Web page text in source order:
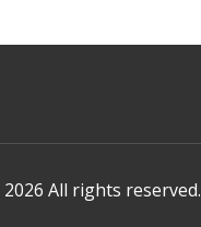
All rights reserved.